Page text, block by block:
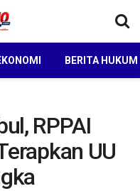
BERITA
RPPAI
UU